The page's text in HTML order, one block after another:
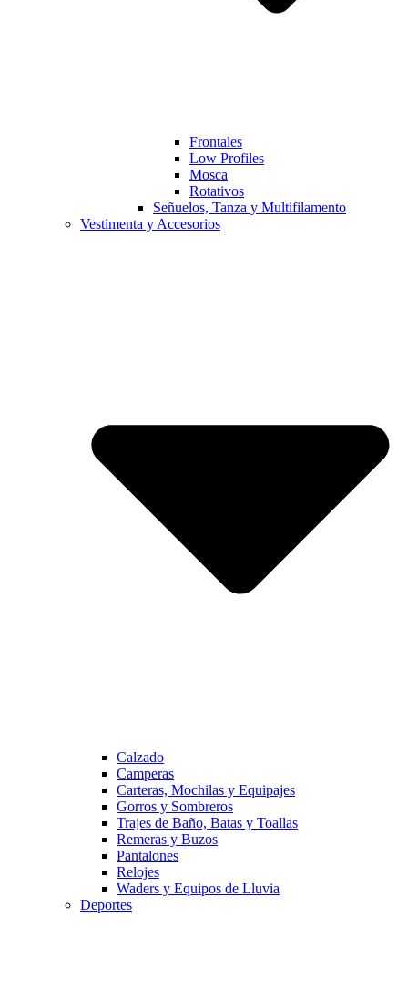
Frontales
Low Profiles
Mosca
Rotativos
Señuelos, Tanza y Multifilamento
Vestimenta y Accesorios
Calzado
Camperas
Carteras, Mochilas y Equipajes
Gorros y Sombreros
Trajes de Baño, Batas y Toallas
Remeras y Buzos
Pantalones
Relojes
Waders y Equipos de Lluvia
Deportes